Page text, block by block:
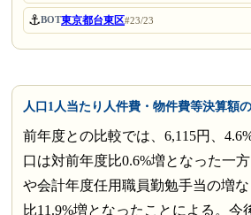
⚓BOT東京都台東区#23/23
人口1人当たり人件費・物件費等決算額
前年度との比較では、6,115円、
口は対前年度比0.6%増となった一
や会計年度任用職員勤勉手当の増
比11.9%増となったことによる。今